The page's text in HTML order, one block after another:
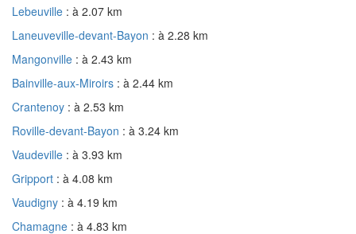
Lebeuville : à 2.07 km
Laneuveville-devant-Bayon : à 2.28 km
Mangonville : à 2.43 km
Bainville-aux-Miroirs : à 2.44 km
Crantenoy : à 2.53 km
Roville-devant-Bayon : à 3.24 km
Vaudeville : à 3.93 km
Gripport : à 4.08 km
Vaudigny : à 4.19 km
Chamagne : à 4.83 km